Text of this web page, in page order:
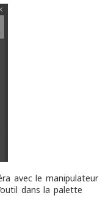
avec le manipulateur
dans la palette